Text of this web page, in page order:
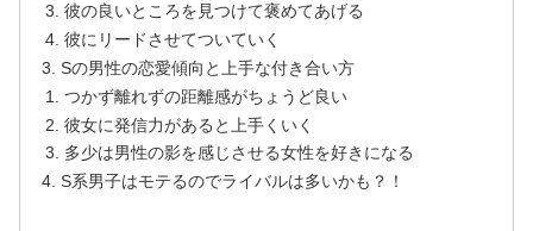
彼の良いところを見つけて褒めてあげる
彼にリードさせてついていく
Sの男性の恋愛傾向と上手な付き合い方
つかず離れずの距離感がちょうど良い
彼女に発信力があると上手くいく
多少は男性の影を感じさせる女性を好きになる
S系男子はモテるのでライバルは多いかも？！